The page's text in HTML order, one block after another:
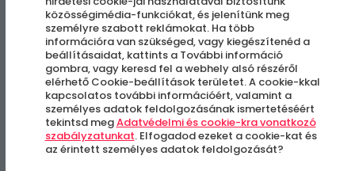
a Dunán
Népsziget (Szúnyog-sziget)
közösségimédia-funkciókat, és jelenítünk meg
személyre szabott reklámokat. Ha több
információra van szükséged, vagy kiegészítenéd a
beállításaidat, kattints a További információ
gombra, vagy keresd fel a webhely alsó részéről
elérhető Cookie-beállítások területet. A cookie-kkal
kapcsolatos további információért, valamint a
személyes adatok feldolgozásának ismertetéséért
tekintsd megAdatvédelmi és cookie-kra vonatkozó
szabályzatunkat. Elfogadod ezeket a cookie-kat és
az érintett személyes adatok feldolgozását?